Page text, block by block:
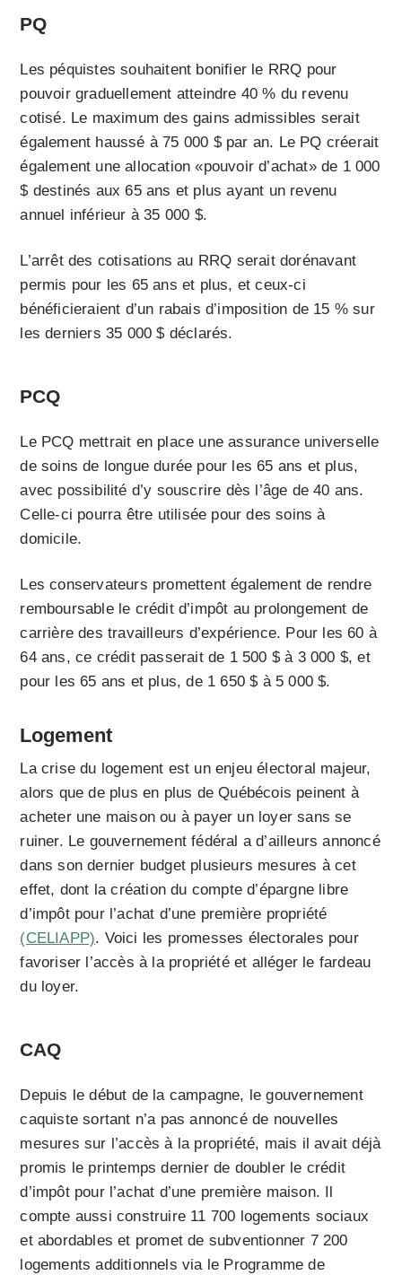
PQ
Les péquistes souhaitent bonifier le RRQ pour
pouvoir graduellement atteindre 40 % du revenu
cotisé. Le maximum des gains admissibles serait
également haussé à 75 000 $ par an. Le PQ créerait
également une allocation «pouvoir d’achat» de 1 000
$ destinés aux 65 ans et plus ayant un revenu
annuel inférieur à 35 000 $.
L’arrêt des cotisations au RRQ serait dorénavant
permis pour les 65 ans et plus, et ceux-ci
bénéficieraient d’un rabais d’imposition de 15 % sur
les derniers 35 000 $ déclarés.
PCQ
Le PCQ mettrait en place une assurance universelle
de soins de longue durée pour les 65 ans et plus,
avec possibilité d’y souscrire dès l’âge de 40 ans.
Celle-ci pourra être utilisée pour des soins à
domicile.
Les conservateurs promettent également de rendre
remboursable le crédit d’impôt au prolongement de
carrière des travailleurs d’expérience. Pour les 60 à
64 ans, ce crédit passerait de 1 500 $ à 3 000 $, et
pour les 65 ans et plus, de 1 650 $ à 5 000 $.
Logement
La crise du logement est un enjeu électoral majeur,
alors que de plus en plus de Québécois peinent à
acheter une maison ou à payer un loyer sans se
ruiner. Le gouvernement fédéral a d’ailleurs annoncé
dans son dernier budget plusieurs mesures à cet
effet, dont la création du compte d’épargne libre
d’impôt pour l’achat d’une première propriété
(CELIAPP). Voici les promesses électorales pour
favoriser l’accès à la propriété et alléger le fardeau
du loyer.
CAQ
Depuis le début de la campagne, le gouvernement
caquiste sortant n’a pas annoncé de nouvelles
mesures sur l’accès à la propriété, mais il avait déjà
promis le printemps dernier de doubler le crédit
d’impôt pour l’achat d’une première maison. Il
compte aussi construire 11 700 logements sociaux
et abordables et promet de subventionner 7 200
logements additionnels via le Programme de